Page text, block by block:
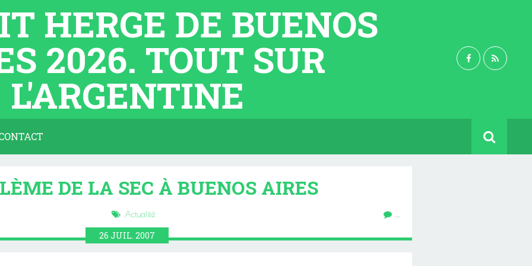
HERGE DE BUENOS
2026. TOUT SUR
L'ARGENTINE
DE LA SEC À BUENOS AIRES
Actualité …
26 JUIL. 2007